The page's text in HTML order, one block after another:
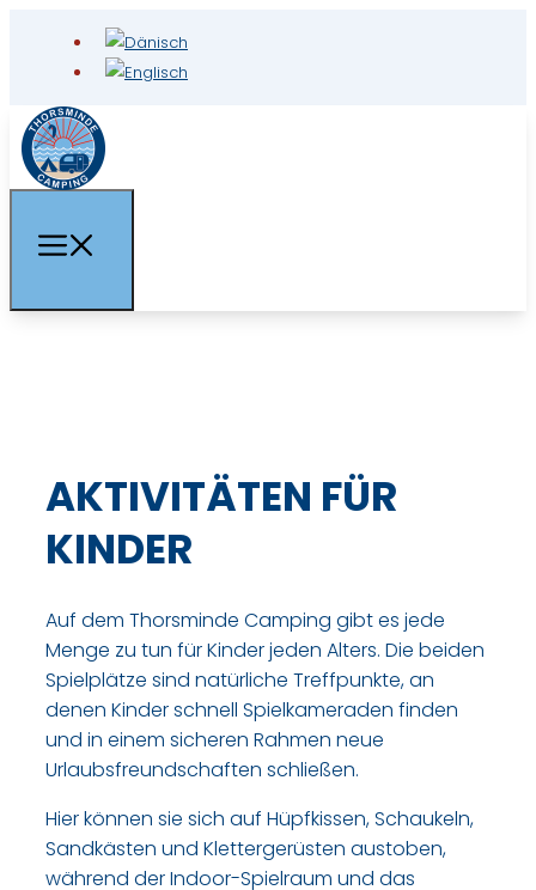
AKTIVITÄTEN FÜR
KINDER
Auf dem Thorsminde Camping gibt es jede
Menge zu tun für Kinder jeden Alters. Die beiden
Spielplätze sind natürliche Treffpunkte, an
denen Kinder schnell Spielkameraden finden
und in einem sicheren Rahmen neue
Urlaubsfreundschaften schließen.
Hier können sie sich auf Hüpfkissen, Schaukeln,
Sandkästen und Klettergerüsten austoben,
während der Indoor-Spielraum und das